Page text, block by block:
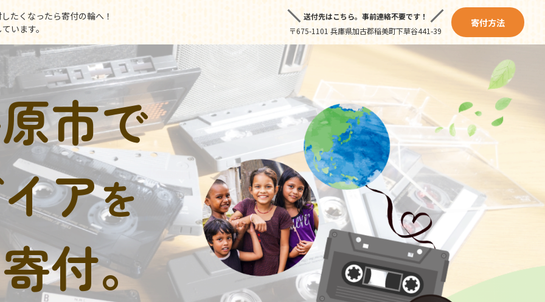
たくなったら寄付の輪へ！
います。
送付先はこちら。 事前連絡不要です！
〒675-1101 兵庫県加古郡稲美町下草谷441-39
寄付方法
市で
アを
付。